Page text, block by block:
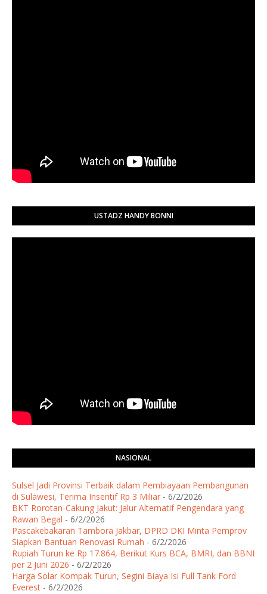
USTADZ HANDY BONNI
NASIONAL
Sulsel Jadi Provinsi Terbaik dalam Pembiayaan Pembangunan
di Sulawesi, Terima Insentif Rp 3 Miliar - 6/2/2026
BKT Rorotan-Cakung Jakut: Jalur Alternatif Pengendara yang
Rawan Begal - 6/2/2026
Pascakebakaran Tambora Jakbar, DPRD DKI Minta Pemprov
Siapkan Bantuan Renovasi Rumah - 6/2/2026
Rupiah Turun ke Rp 17.864, Berikut Kurs BCA, BMRI, dan BBNI
per 2 Juni 2026 - 6/2/2026
Harga Solar Kompak Turun, Segini Biaya Isi Full Tank Ford
Everest - 6/2/2026